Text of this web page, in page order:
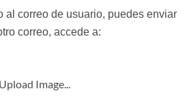
al correo de usuario, puedes enviar
correo, accede a:
Upload Image...